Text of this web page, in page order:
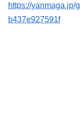
https://
b437e927591f